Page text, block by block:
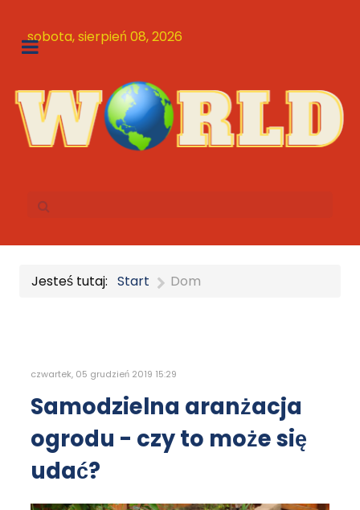
sobota, sierpień 08, 2026
Jesteś tutaj: Start Dom
czwartek, 05 grudzień 2019 15:29
Samodzielna aranżacja
ogrodu - czy to może się
udać?